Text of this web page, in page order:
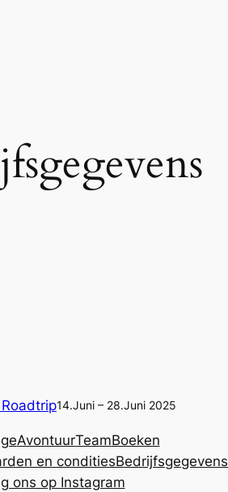
14.Juni – 28.Juni 2025
AvontuurTeamBoeken
en conditiesBedrijfsgegevens
ons op Instagram